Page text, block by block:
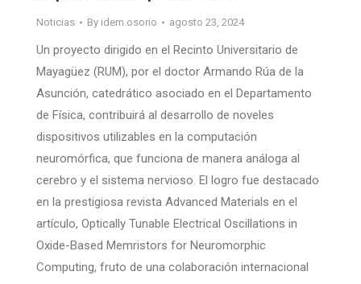
Noticias By idem.osorio agosto 23, 2024
Un proyecto dirigido en el Recinto Universitario de
Mayagüez (RUM), por el doctor Armando Rúa de la
Asunción, catedrático asociado en el Departamento
de Física, contribuirá al desarrollo de noveles
dispositivos utilizables en la computación
neuromórfica, que funciona de manera análoga al
cerebro y el sistema nervioso. El logro fue destacado
en la prestigiosa revista Advanced Materials en el
artículo, Optically Tunable Electrical Oscillations in
Oxide-Based Memristors for Neuromorphic
Computing, fruto de una colaboración internacional